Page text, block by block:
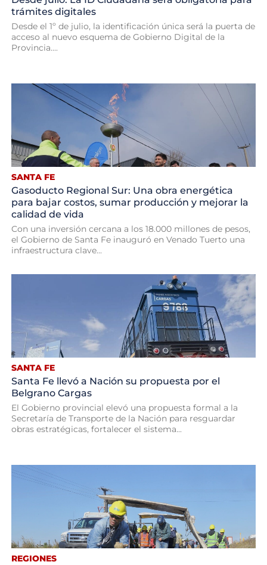
trámites digitales
Desde el 1º de julio, la identificación única será la puerta de
acceso al nuevo esquema de Gobierno Digital de la
Provincia....
SANTA FE
Gasoducto Regional Sur: Una obra energética
para bajar costos, sumar producción y mejorar la
calidad de vida
Con una inversión cercana a los 18.000 millones de pesos,
el Gobierno de Santa Fe inauguró en Venado Tuerto una
infraestructura clave...
SANTA FE
Santa Fe llevó a Nación su propuesta por el
Belgrano Cargas
El Gobierno provincial elevó una propuesta formal a la
Secretaría de Transporte de la Nación para resguardar
obras estratégicas, fortalecer el sistema...
REGIONES